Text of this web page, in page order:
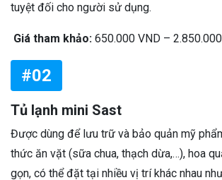
tuyệt đối cho người sử dụng.
Giá tham khảo: 650.000 VND –
#02
Tủ lạnh mini Sast
Được dùng để lưu trữ và bảo quản mỹ
thức ăn vặt (sữa chua, thạch dừa,…), hoa
gọn, có thể đặt tại nhiều vị trí khác nhau